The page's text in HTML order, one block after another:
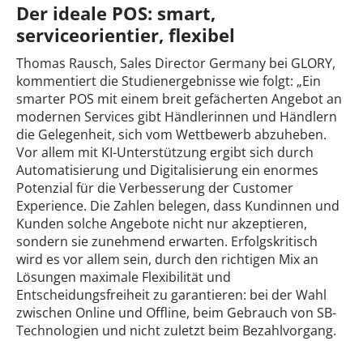
Der ideale POS: smart,
serviceorientier, flexibel
Thomas Rausch, Sales Director Germany bei GLORY,
kommentiert die Studienergebnisse wie folgt: „Ein
smarter POS mit einem breit gefächerten Angebot an
modernen Services gibt Händlerinnen und Händlern
die Gelegenheit, sich vom Wettbewerb abzuheben.
Vor allem mit KI-Unterstützung ergibt sich durch
Automatisierung und Digitalisierung ein enormes
Potenzial für die Verbesserung der Customer
Experience. Die Zahlen belegen, dass Kundinnen und
Kunden solche Angebote nicht nur akzeptieren,
sondern sie zunehmend erwarten. Erfolgskritisch
wird es vor allem sein, durch den richtigen Mix an
Lösungen maximale Flexibilität und
Entscheidungsfreiheit zu garantieren: bei der Wahl
zwischen Online und Offline, beim Gebrauch von SB-
Technologien und nicht zuletzt beim Bezahlvorgang.